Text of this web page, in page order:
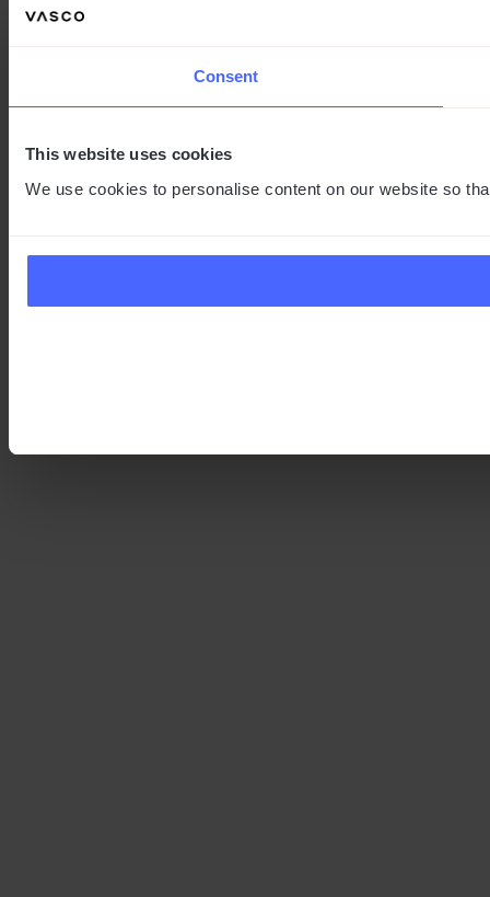
Consent
This website uses cookies
We use cookies to personalise content on our website so